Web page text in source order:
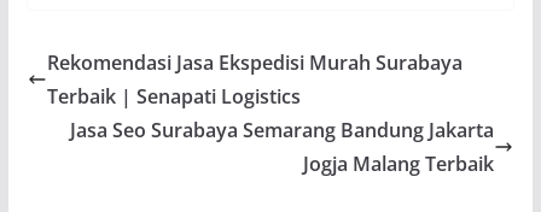
Rekomendasi Jasa Ekspedisi Murah Surabaya
Terbaik | Senapati Logistics
Jasa Seo Surabaya Semarang Bandung Jakarta
Jogja Malang Terbaik